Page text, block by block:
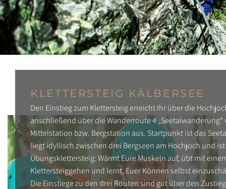
KLETTERSTEIG KÄLBERSEE
Den Einstieg zum Klettersteig erreicht Ihr über die
anschließend über die Wanderroute 4
Mittelstation bzw. Bergstation aus. Startpunkt ist das
liegt idyllisch zwischen drei Bergseen am Hochjoch und
Übungsklettersteig: Wärmt Eure Muskeln auf, übt mit
Klettersteiggehen und lernt, Euer Können selbst
Die Einstiege zu den drei Routen sind gut über den